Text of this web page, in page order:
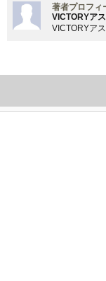
著者プロフィ
VICTORYア
VICTORYア